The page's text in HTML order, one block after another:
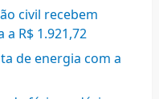
civil recebem
R$ 1.921,72
de energia com a